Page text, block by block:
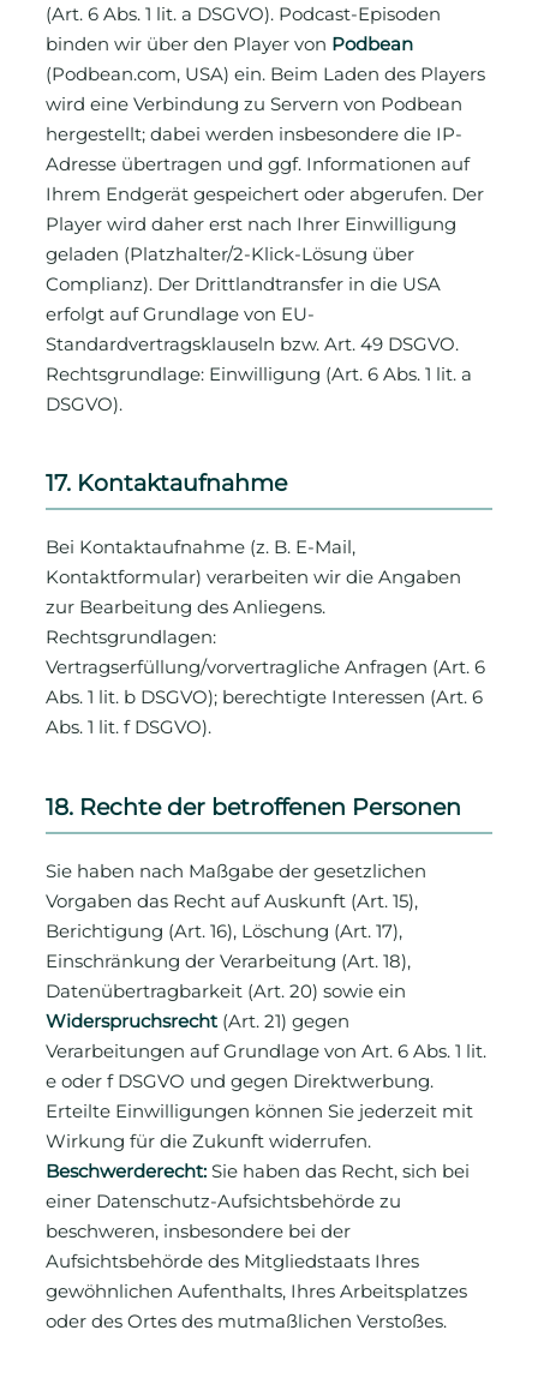
(Art. 6 Abs. 1 lit. a DSGVO). Podcast-Episoden
binden wir über den Player von Podbean
(Podbean.com, USA) ein. Beim Laden des Players
wird eine Verbindung zu Servern von Podbean
hergestellt; dabei werden insbesondere die IP-
Adresse übertragen und ggf. Informationen auf
Ihrem Endgerät gespeichert oder abgerufen. Der
Player wird daher erst nach Ihrer Einwilligung
geladen (Platzhalter/2-Klick-Lösung über
Complianz). Der Drittlandtransfer in die USA
erfolgt auf Grundlage von EU-
Standardvertragsklauseln bzw. Art. 49 DSGVO.
Rechtsgrundlage: Einwilligung (Art. 6 Abs. 1 lit. a
DSGVO).
17. Kontaktaufnahme
Bei Kontaktaufnahme (z. B. E-Mail,
Kontaktformular) verarbeiten wir die Angaben
zur Bearbeitung des Anliegens.
Rechtsgrundlagen:
Vertragserfüllung/vorvertragliche Anfragen (Art. 6
Abs. 1 lit. b DSGVO); berechtigte Interessen (Art. 6
Abs. 1 lit. f DSGVO).
18. Rechte der betroffenen Personen
Sie haben nach Maßgabe der gesetzlichen
Vorgaben das Recht auf Auskunft (Art. 15),
Berichtigung (Art. 16), Löschung (Art. 17),
Einschränkung der Verarbeitung (Art. 18),
Datenübertragbarkeit (Art. 20) sowie ein
Widerspruchsrecht(Art. 21) gegen
Verarbeitungen auf Grundlage von Art. 6 Abs. 1 lit.
e oder f DSGVO und gegen Direktwerbung.
Erteilte Einwilligungen können Sie jederzeit mit
Wirkung für die Zukunft widerrufen.
Beschwerderecht: Sie haben das Recht, sich bei
einer Datenschutz-Aufsichtsbehörde zu
beschweren, insbesondere bei der
Aufsichtsbehörde des Mitgliedstaats Ihres
gewöhnlichen Aufenthalts, Ihres Arbeitsplatzes
oder des Ortes des mutmaßlichen Verstoßes.